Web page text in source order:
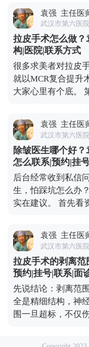
解。
要传统拉皮手术了
源上解决松弛问题，效果也
日常护肤、坚持防
皮肤松弛的速度。
判断自己的松弛程
己的方案。 想知道
题，可以去官方媒
薯）预约面诊，详
膜和肌肉也会松弛
它的原理很简单：
过隐蔽的切口，把
对松弛的筋膜、肌
余的皮肤切除，最
部的紧致和轮廓感。 不是所有人都适合做拉皮，
适合中重度面部松
凹陷、法令纹很深
不是“返老还童”的
但能帮你恢复到5-
久。当然，它也是
先充分了解，再找
于MCR复合提升术
众号、百家号、小
袁强 主任医
武汉市第六医
拉皮手术怎么做？
构|医院|联系方式
很多求美者对拉皮
就以MCR复合提升
大家心里有个底。
术就接受了，大家不用怕。 第二步设
关键，直接影响术
口藏在发际线内、
量做到术后不仔细看根本发
提升，这是手术的
翼地把皮肤和深层
的筋膜和肌肉向上
弛问题。 第四步去除多余皮肤，提升到位后，脸上会
变得紧致。 最后一步是精细缝合，用细针细线分层缝
合，减少疤痕增生
时，具体看手术范
护理伤口。提醒大
选正规机构和经验
MCR复合提升术的
号、百家号、小红
袁强 主任医
武汉市第六医
除皱医生哪个好
怎么联系|预约|挂
后台经常收到私信
生，怕踩坑怎么办
实在建议。 首先看资质，这是底线。除皱属于医疗美
衰相关的临床经验
执业信息，确认他
别找“游医”或“挂靠医生”。 然后看审
皱不只是“拉平皱纹
感。好的医生会先
质、骨相给出方案
果医生全程不怎么
慎重。 另外可以看真实案例和口碑。让医生给你看类
也可以在正规医美
袁强 主任医
武汉市第六医
拉皮手术的剥离范
预约|挂号|联系|面
先说结论：剥离范
全是精细结构，神
围一旦超标，不仅